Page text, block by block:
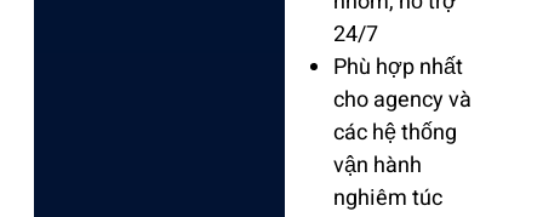
24/7
Phù hợp nhất
cho agency và
các hệ thống
vận hành
nghiêm túc